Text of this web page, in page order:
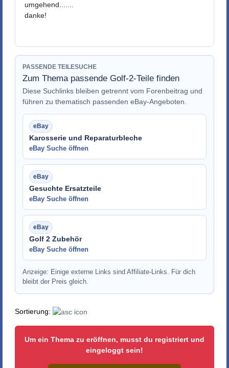
umgehend.......
danke!
PASSENDE TEILESUCHE
Zum Thema passende Golf-2-Teile finden
Diese Suchlinks bleiben getrennt vom Forenbeitrag und
führen zu thematisch passenden eBay-Angeboten.
Karosserie und Reparaturbleche
eBay Suche öffnen
Gesuchte Ersatzteile
eBay Suche öffnen
Golf 2 Zubehör
eBay Suche öffnen
Anzeige: Einige externe Links sind Affiliate-Links. Für dich
bleibt der Preis gleich.
Sortierung:
Um ein Thema zu eröffnen, musst du registriert und
eingeloggt sein!